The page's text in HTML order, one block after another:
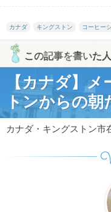
カナダ キングストン コーヒー
この記事を書いた人
【カナダ】
トンからの朝
カナダ・キングストン市